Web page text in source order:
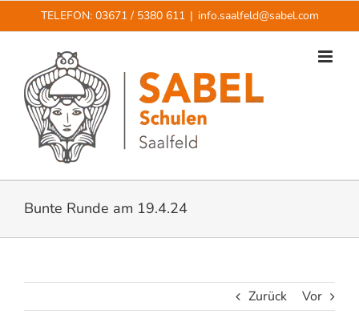
Inhalt
TELEFON: 03671 / 5380 611 | info.saalfeld@sabel.com
Bunte Runde am 19.4.24
Zurück Vor